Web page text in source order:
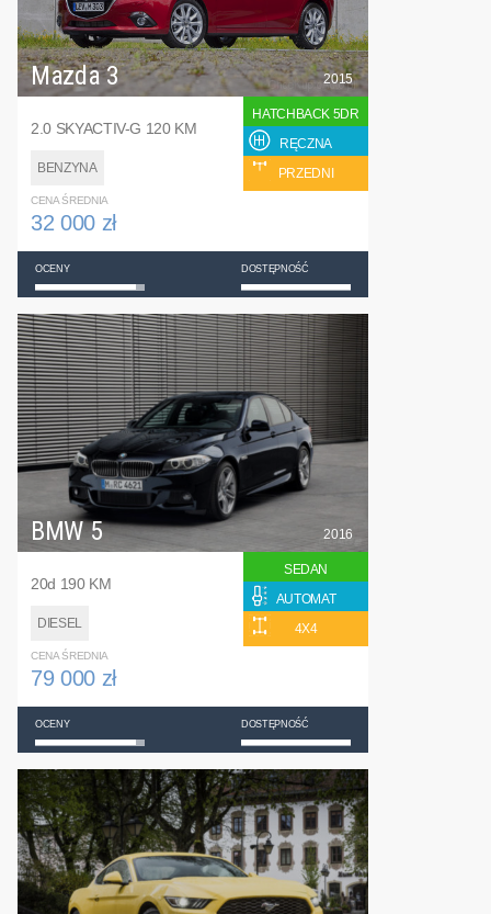
Mazda 3
2.0 SKYACTIV-G 120 KM
BENZYNA
2015
HATCHBACK 5DR
RĘCZNA
PRZEDNI
CENA ŚREDNIA
32 000 zł
OCENY DOSTĘPNOŚĆ
BMW 5
20d 190 KM
DIESEL
2016
SEDAN
AUTOMAT
4X4
CENA ŚREDNIA
79 000 zł
OCENY DOSTĘPNOŚĆ